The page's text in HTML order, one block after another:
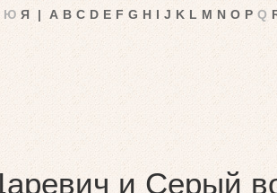
Ю Я | A B C D E F G H I J K L M N O P Q
и Серый